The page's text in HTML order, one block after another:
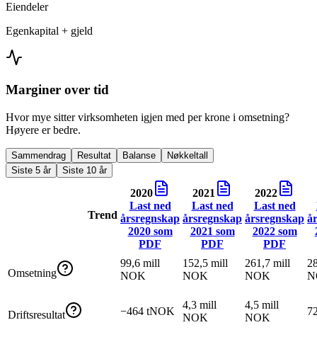
Eiendeler
Egenkapital + gjeld
Marginer over tid
Hvor mye sitter virksomheten igjen med per krone i omsetning?
Høyere er bedre.
Sammendrag Resultat Balanse
Nøkkeltall
Siste 5 år
Siste 10 år
Trend
2020
Last ned
årsregnskap
2020som
PDF
2021
Last ned
årsregnskap
2021 som
PDF
2022
Last ned
årsregnskap
2022som
PDF
Omsetning
99,6 mill
NOK
152,5 mill
NOK
261,7 mill
NOK
Driftsresultat −464 tNOK
4,3 mill
NOK
4,5 mill
NOK